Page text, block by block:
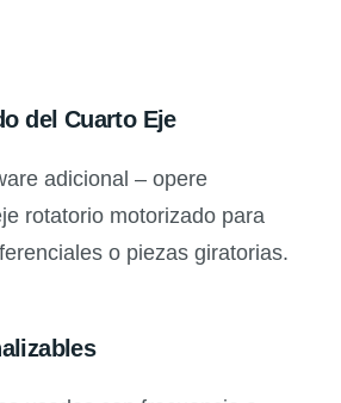
del Cuarto Eje
adicional – opere
rotatorio motorizado para
o piezas giratorias.